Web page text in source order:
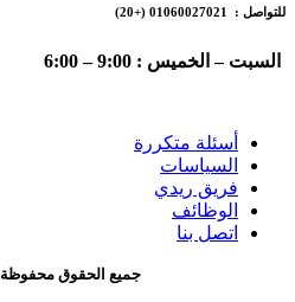
للتواصل : 01060027021 (+20)
السبت – الخميس : 9:00 – 6:00
أسئلة متكررة
السياسات
فريق ريدي
الوظائف
اتصل بنا
جميع الحقوق محفوظة 2023_ ريدي